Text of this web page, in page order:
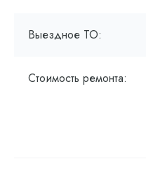
Выездное ТО:
Стоимость ремонта: